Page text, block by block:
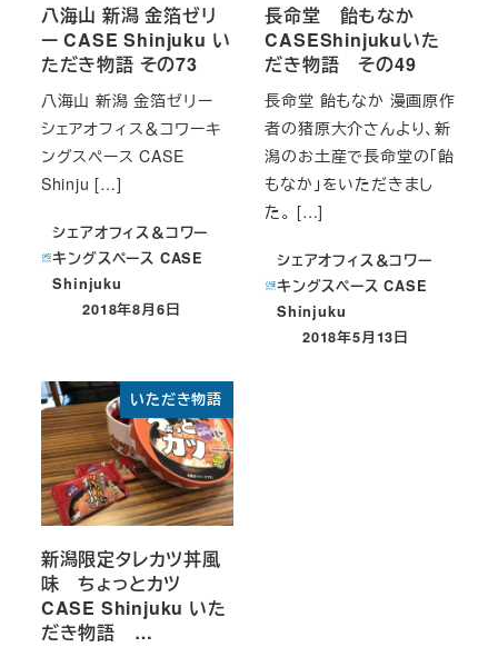
八海山 新潟 金箔ゼリ
ー CASE Shinjuku い
ただき物語 その73
八海山 新潟 金箔ゼリー
シェアオフィス＆コワーキ
ングスペース CASE
Shinju […]
シェアオフィス＆コワー
キングスペース CASE
Shinjuku
投稿日
2018年8月6日
長命堂 飴もなか
CASEShinjukuいた
だき物語 その49
長命堂 飴もなか 漫画原作
者の猪原大介さんより、新
潟のお土産で長命堂の「飴
もなか」をいただきまし
た。 […]
シェアオフィス＆コワー
キングスペース CASE
Shinjuku
投稿日
2018年5月13日
いただき物語
新潟限定タレカツ丼風
味 ちょっとカツ
CASE Shinjuku いた
だき物語 …